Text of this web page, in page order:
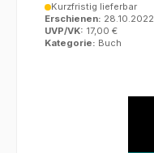
Kurzfristig lieferbar
Erschienen: 28.10.2022
UVP/VK: 17,00 €
Kategorie: Buch